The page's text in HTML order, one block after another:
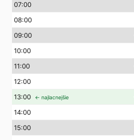
07:00
08:00
09:00
10:00
11:00
12:00
13:00 ← najlacnejšie
14:00
15:00